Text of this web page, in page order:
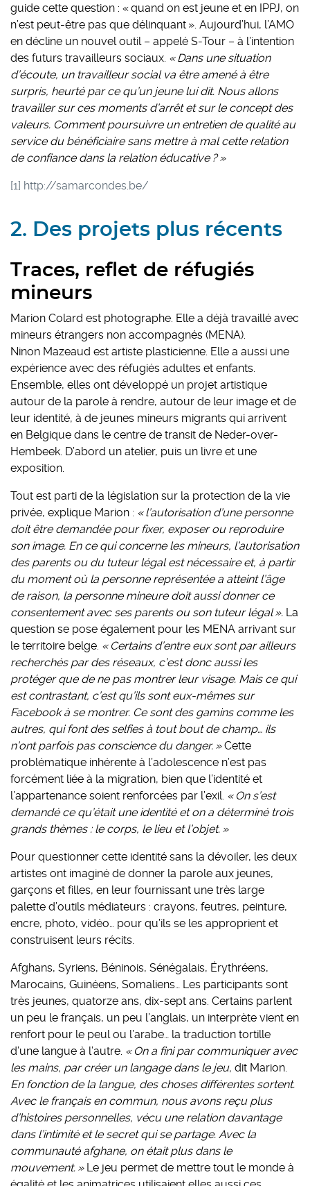
guide cette question : « quand on est jeune et en IPPJ, on
n’est peut-être pas que délinquant ». Aujourd’hui, l’AMO
en décline un nouvel outil – appelé S-Tour – à l’intention
des futurs travailleurs sociaux. « Dans une situation
d’écoute, un travailleur social va être amené à être
surpris, heurté par ce qu’un jeune lui dit. Nous allons
travailler sur ces moments d’arrêt et sur le concept des
valeurs. Comment poursuivre un entretien de qualité au
service du bénéficiaire sans mettre à mal cette relation
de confiance dans la relation éducative ? »
[1] http://samarcondes.be/
2. Des projets plus récents
Traces, reflet de réfugiés
mineurs
Marion Colard est photographe. Elle a déjà travaillé avec
mineurs étrangers non accompagnés (MENA).
Ninon Mazeaud est artiste plasticienne. Elle a aussi une
expérience avec des réfugiés adultes et enfants.
Ensemble, elles ont développé un projet artistique
autour de la parole à rendre, autour de leur image et de
leur identité, à de jeunes mineurs migrants qui arrivent
en Belgique dans le centre de transit de Neder-over-
Hembeek. D’abord un atelier, puis un livre et une
exposition.
Tout est parti de la législation sur la protection de la vie
privée, explique Marion : « l’autorisation d’une personne
doit être demandée pour fixer, exposer ou reproduire
son image. En ce qui concerne les mineurs, l’autorisation
des parents ou du tuteur légal est nécessaire et, à partir
du moment où la personne représentée a atteint l’âge
de raison, la personne mineure doit aussi donner ce
consentement avec ses parents ou son tuteur légal ». La
question se pose également pour les MENA arrivant sur
le territoire belge. « Certains d’entre eux sont par ailleurs
recherchés par des réseaux, c’est donc aussi les
protéger que de ne pas montrer leur visage. Mais ce qui
est contrastant, c’est qu’ils sont eux-mêmes sur
Facebook à se montrer. Ce sont des gamins comme les
autres, qui font des selfies à tout bout de champ… ils
n’ont parfois pas conscience du danger. »Cette
problématique inhérente à l’adolescence n’est pas
forcément liée à la migration, bien que l’identité et
l’appartenance soient renforcées par l’exil. « On s’est
demandé ce qu’était une identité et on a déterminé trois
grands thèmes : le corps, le lieu et l’objet. »
Pour questionner cette identité sans la dévoiler, les deux
artistes ont imaginé de donner la parole aux jeunes,
garçons et filles, en leur fournissant une très large
palette d’outils médiateurs : crayons, feutres, peinture,
encre, photo, vidéo… pour qu’ils se les approprient et
construisent leurs récits.
Afghans, Syriens, Béninois, Sénégalais, Érythréens,
Marocains, Guinéens, Somaliens… Les participants sont
très jeunes, quatorze ans, dix-sept ans. Certains parlent
un peu le français, un peu l’anglais, un interprète vient en
renfort pour le peul ou l’arabe… la traduction tortille
d’une langue à l’autre. « On a fini par communiquer avec
les mains, par créer un langage dans le jeu, dit Marion.
En fonction de la langue, des choses différentes sortent.
Avec le français en commun, nous avons reçu plus
d’histoires personnelles, vécu une relation davantage
dans l’intimité et le secret qui se partage. Avec la
communauté afghane, on était plus dans le
mouvement. »Le jeu permet de mettre tout le monde à